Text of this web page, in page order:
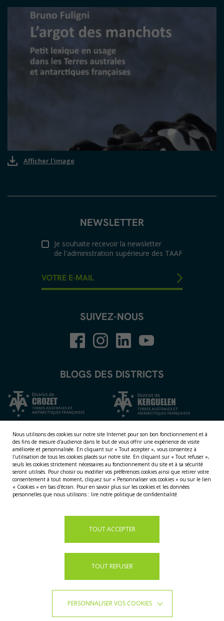
Afficher l'image
NEWSLETTER
Je souhaite recevoir la newsletter
de l'administration supérieure des TAAF
SUIVEZ-NOUS
BLOGS DES DISTRICTS
NOS TERRITOIRES
Nous utilisons des cookies sur notre site Internet pour son bon fonctionnement et à
des fins de mesure d'audience dans le but de vous offrir une expérience de visite
améliorée et personnalisée. En cliquant sur « Tout accepter », vous consentez à
l'utilisation de tous les cookies placés sur notre site. En cliquant sur « Tout refuser »,
seuls les cookies strictement nécessaires au fonctionnement du site et à sa sécurité
seront utilisés. Pour choisir ou modifier vos préférences cookies ainsi que retirer votre
consentement à tout moment, cliquez sur « Personnaliser vos cookies » ou sur le lien
« Cookies » en bas d'écran. Pour en savoir plus sur les cookies et les données
personnelles que nous utilisons : lire notre politique de confidentialité
TOUT ACCEPTER
TOUT REFUSER
PERSONNALISER VOS COOKIES